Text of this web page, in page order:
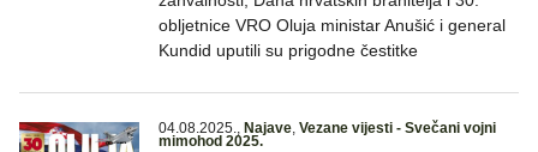
obljetnice VRO Oluja ministar Anušić i general
Kundid uputili su prigodne čestitke
04.08.2025., Najave, Vezane vijesti - Svečani vojni
mimohod 2025.